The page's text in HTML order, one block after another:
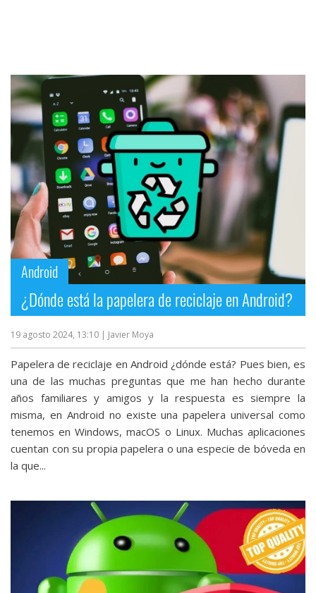
Android
¿Dónde está la papelera de reciclaje en Android?
19 agosto 2024, 13:10 | Javier Moya
Papelera de reciclaje en Android ¿dónde está? Pues bien, es
una de las muchas preguntas que me han hecho durante
años familiares y amigos y la respuesta es siempre la
misma, en Android no existe una papelera universal como
tenemos en Windows, macOS o Linux. Muchas aplicaciones
cuentan con su propia papelera o una especie de bóveda en
la que...